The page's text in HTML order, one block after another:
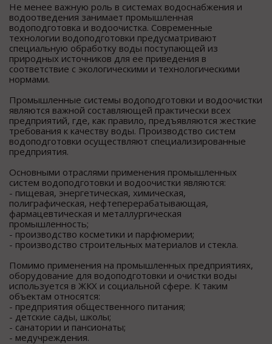
Не менее важную роль в системах водоснабжения и
водоотведения занимает промышленная
водоподготовка и водоочистка. Современные
технологии водоподготовки предусматривают
специальную обработку воды поступающей из
природных источников для ее приведения в
соответствие с экологическими и технологическими
нормами.
Промышленные системы водоподготовки и водоочистки
являются важной составляющей практически всех
предприятий, где, как правило, предъявляются жесткие
требования к качеству воды. Производство систем
водоподготовки осуществляют специализированные
предприятия.
Основными отраслями применения промышленных
систем водоподготовки и водоочистки являются:
- пищевая, энергетическая, химическая,
полиграфическая, нефтеперерабатывающая,
фармацевтическая и металлургическая
промышленность;
- производство косметики и парфюмерии;
- производство строительных материалов и стекла.
Помимо применения на промышленных предприятиях,
оборудование для водоподготовки и очистки воды
используется в ЖКХ и социальной сфере. К таким
объектам относятся:
- предприятия общественного питания;
- детские сады, школы;
- санатории и пансионаты;
- медучреждения.